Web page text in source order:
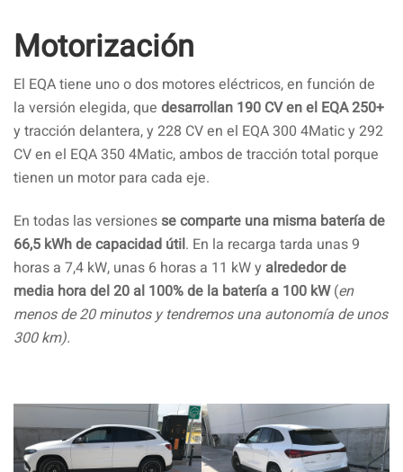
Motorización
El EQA tiene uno o dos motores eléctricos, en función de
la versión elegida, que desarrollan 190 CV en el EQA 250+
y tracción delantera, y 228 CV en el EQA 300 4Matic y 292
CV en el EQA 350 4Matic, ambos de tracción total porque
tienen un motor para cada eje.
En todas las versionesse comparte una misma batería de
66,5 kWh de capacidad útil. En la recarga tarda unas 9
horas a 7,4 kW, unas 6 horas a 11 kW y alrededor de
media hora del 20 al 100% de la batería a 100 kW(en
menos de 20 minutos y tendremos una autonomía de unos
300 km).